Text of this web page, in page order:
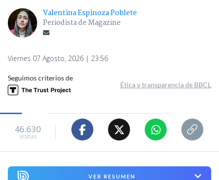
Valentina Espinoza Poblete
Periodista de Magazine
Viernes 07 Agosto, 2026 | 23:56
Seguimos criterios de
Ética y transparencia de BBCL
46.630
visitas
VER RESUMEN